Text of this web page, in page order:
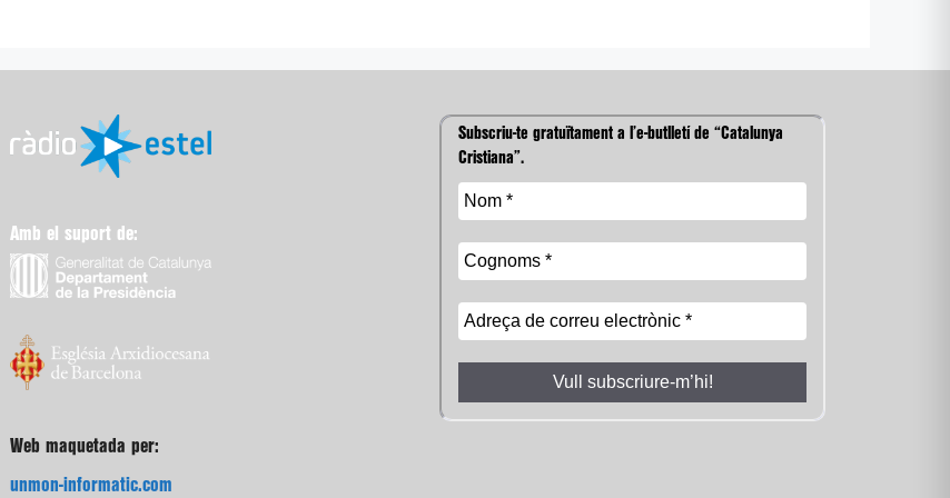
Amb el suport de:
Web maquetada per:
unmon-informatic.com
Subscriu-te gratuïtament a l’e-butlletí de “Catalunya
Cristiana”.